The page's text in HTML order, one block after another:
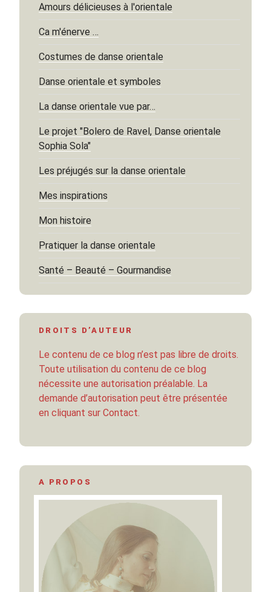
Amours délicieuses à l'orientale
Ca m'énerve …
Costumes de danse orientale
Danse orientale et symboles
La danse orientale vue par…
Le projet "Bolero de Ravel, Danse orientale
Sophia Sola"
Les préjugés sur la danse orientale
Mes inspirations
Mon histoire
Pratiquer la danse orientale
Santé – Beauté – Gourmandise
DROITS D’AUTEUR
Le contenu de ce blog n’est pas libre de droits.
Toute utilisation du contenu de ce blog
nécessite une autorisation préalable. La
demande d’autorisation peut être présentée
en cliquant sur Contact.
A PROPOS